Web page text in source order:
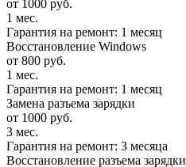
от 1000 руб.
1 мес.
Гарантия на ремонт: 1 месяц
Восстановление Windows
от 800 руб.
1 мес.
Гарантия на ремонт: 1 месяц
Замена разъема зарядки
от 1000 руб.
3 мес.
Гарантия на ремонт: 3 месяца
Восстановление разъема зарядки